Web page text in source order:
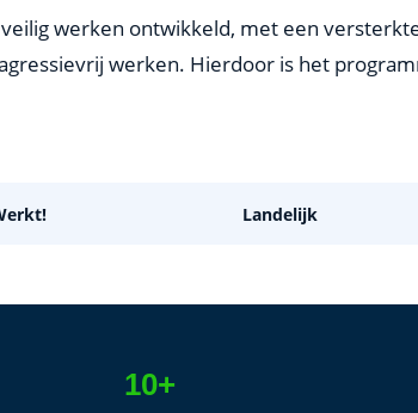
werken ontwikkeld, met een
werken. Hierdoor is het
Landelijk
10+